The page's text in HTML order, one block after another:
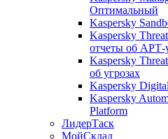
Оптимальный
Kaspersky
Kaspersky
отчеты об АРТ-
Kaspersky
об угрозах
Kaspersky
Kaspersky
Platform
ЛидерТаск
МойСклад